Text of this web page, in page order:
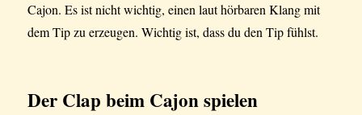
Cajon. Es ist nicht wichtig, einen laut hörbaren Klang mit
dem Tip zu erzeugen. Wichtig ist, dass du den Tip fühlst.
Der Clap beim Cajon spielen